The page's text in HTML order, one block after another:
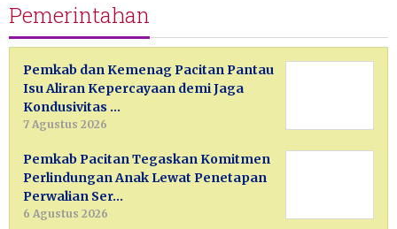
Pemerintahan
Pemkab dan Kemenag Pacitan Pantau
Isu Aliran Kepercayaan demi Jaga
Kondusivitas …
7 Agustus 2026
Pemkab Pacitan Tegaskan Komitmen
Perlindungan Anak Lewat Penetapan
Perwalian Ser…
6 Agustus 2026